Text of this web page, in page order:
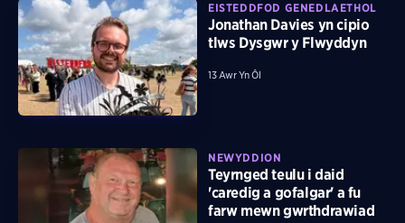
EISTEDDFOD GENEDLAETHOL
Jonathan Davies yn cipio
tlws Dysgwr y Flwyddyn
13 Awr Yn Ôl
NEWYDDION
Teyrnged teulu i daid
'caredig a gofalgar' a fu
farw mewn gwrthdrawiad